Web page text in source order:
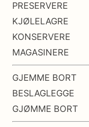
PRESERVERE
KJØLELAGRE
KONSERVERE
MAGASINERE
GJEMME BORT
BESLAGLEGGE
GJØMME BORT